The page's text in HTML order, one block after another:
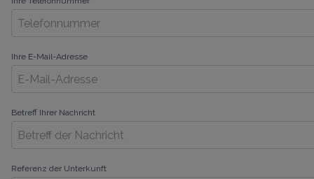
Ihre E-Mail-Adresse
Betreff Ihrer Nachricht
Referenz der Unterkunft